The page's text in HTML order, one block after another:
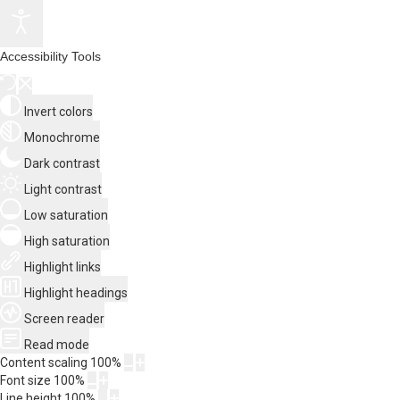
Accessibility Tools
Invert colors
Monochrome
Dark contrast
Light contrast
Low saturation
High saturation
Highlight links
Highlight headings
Screen reader
Read mode
Content scaling 100%
Font size 100%